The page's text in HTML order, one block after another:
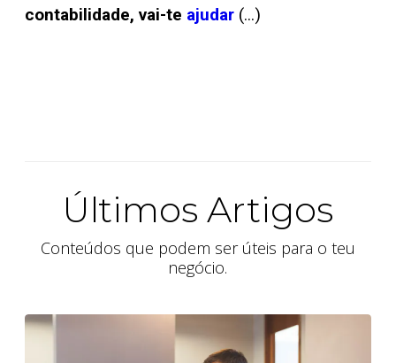
contabilidade, vai-te ajudar (...)
Últimos Artigos
Conteúdos que podem ser úteis para o teu
negócio.